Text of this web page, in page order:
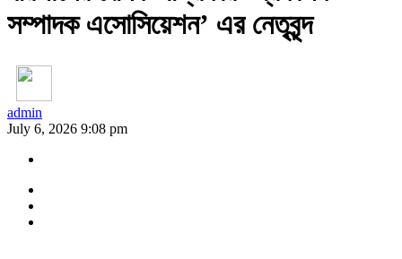
সম্পাদক এসোসিয়েশন’ এর নেতৃবৃন্দ
admin
July 6, 2026 9:08 pm